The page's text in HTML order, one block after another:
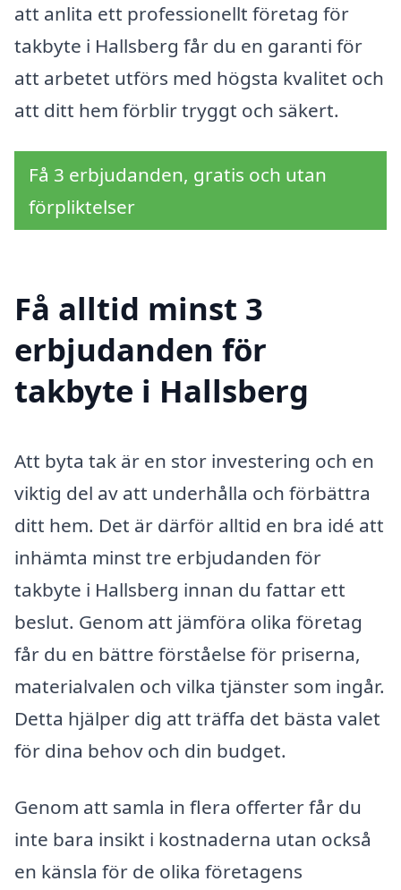
att anlita ett professionellt företag för
takbyte i Hallsberg får du en garanti för
att arbetet utförs med högsta kvalitet och
att ditt hem förblir tryggt och säkert.
Få 3 erbjudanden, gratis och utan
förpliktelser
Få alltid minst 3
erbjudanden för
takbyte i Hallsberg
Att byta tak är en stor investering och en
viktig del av att underhålla och förbättra
ditt hem. Det är därför alltid en bra idé att
inhämta minst tre erbjudanden för
takbyte i Hallsberg innan du fattar ett
beslut. Genom att jämföra olika företag
får du en bättre förståelse för priserna,
materialvalen och vilka tjänster som ingår.
Detta hjälper dig att träffa det bästa valet
för dina behov och din budget.
Genom att samla in flera offerter får du
inte bara insikt i kostnaderna utan också
en känsla för de olika företagens